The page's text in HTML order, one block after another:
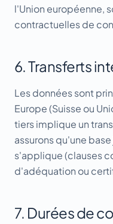
l'Union européenne,
contractuelles de
6. Transferts
Les données sont
Europe (Suisse ou
tiers implique un
assurons qu'une
s'applique (clauses
d'adéquation ou
7. Durées de